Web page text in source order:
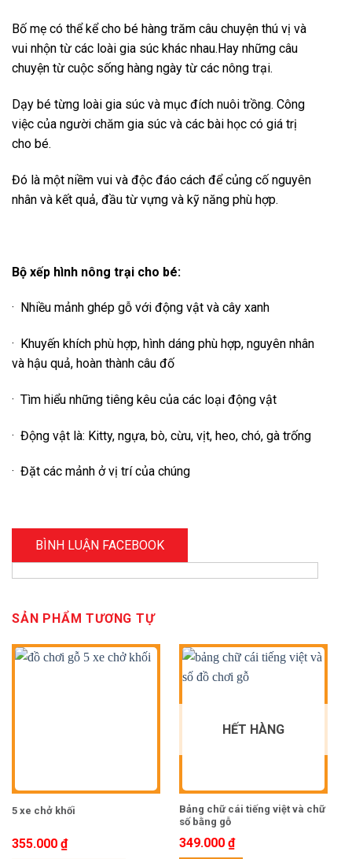
Bố mẹ có thể kể cho bé hàng trăm câu chuyện thú vị và
vui nhộn từ các loài gia súc khác nhau.Hay những câu
chuyện từ cuộc sống hàng ngày từ các nông trại.
Dạy bé từng loài gia súc và mục đích nuôi trồng. Công
việc của người chăm gia súc và các bài học có giá trị
cho bé.
Đó là một niềm vui và độc đáo cách để củng cố nguyên
nhân và kết quả, đầu từ vựng và kỹ năng phù hợp.
Bộ xếp hình nông trại cho bé:
· Nhiều mảnh ghép gỗ với động vật và cây xanh
· Khuyến khích phù hợp, hình dáng phù hợp, nguyên nhân
và hậu quả, hoàn thành câu đố
· Tìm hiểu những tiêng kêu của các loại động vật
· Động vật là: Kitty, ngựa, bò, cừu, vịt, heo, chó, gà trống
· Đặt các mảnh ở vị trí của chúng
BÌNH LUẬN FACEBOOK
SẢN PHẨM TƯƠNG TỰ
5 xe chở khối
355.000 ₫
HẾT HÀNG
Bảng chữ cái tiếng việt và chữ
số bằng gỗ
349.000 ₫